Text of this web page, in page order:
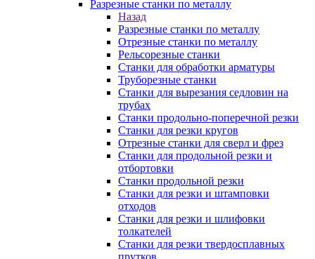
Разрезные станки по металлу
Назад
Разрезные станки по металлу
Отрезные станки по металлу
Рельсорезные станки
Станки для обработки арматуры
Труборезные станки
Станки для вырезания седловин на
трубаx
Станки продольно-поперечной резки
Станки для резки кругов
Отрезные станки для сверл и фрез
Станки для продольной резки и
отбортовки
Станки продольной резки
Станки для резки и штамповки
отходов
Станки для резки и шлифовки
толкателей
Станки для резки твердосплавных
прутков